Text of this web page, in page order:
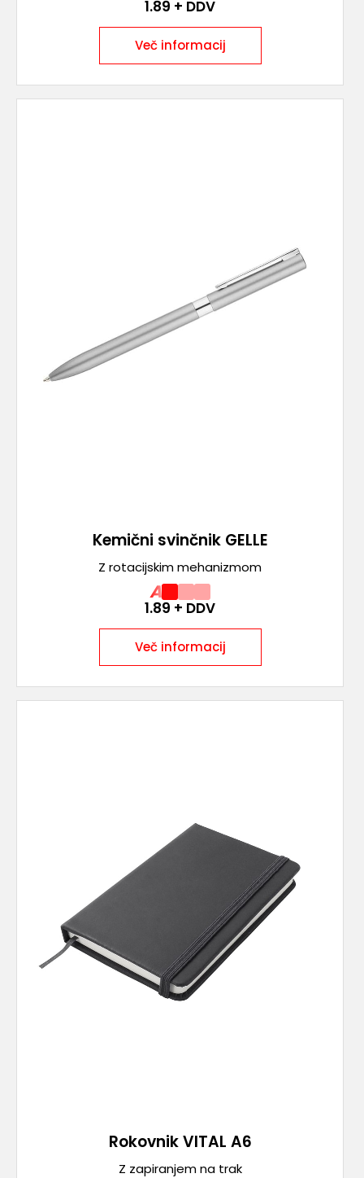
1.89 + DDV
Več informacij
Kemični svinčnik GELLE
Z rotacijskim mehanizmom
A
1.89 + DDV
Več informacij
Rokovnik VITAL A6
Z zapiranjem na trak